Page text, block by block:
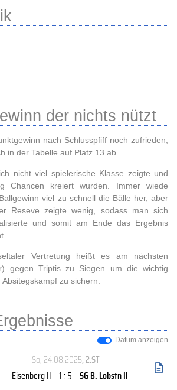
der nichts nützt
nach Schlusspfiff noch zufrieden,
in der Tabelle auf Platz 13 ab.
nicht viel spielerische Klasse zeigte und
Chancen kreiert wurden. Immer wiede
viel zu schnell die Bälle her, aber
Reseve zeigte wenig, sodass man sich
und somit am Ende das Ergebnis
Vertretung heißt es am nächsten
gegen Triptis zu Siegen um die wichtig
zu sichern.
Datum anzeigen
So, 24.08.2025, 2.ST
Eisenberg II 1 : 5 SG B. Lobstn II